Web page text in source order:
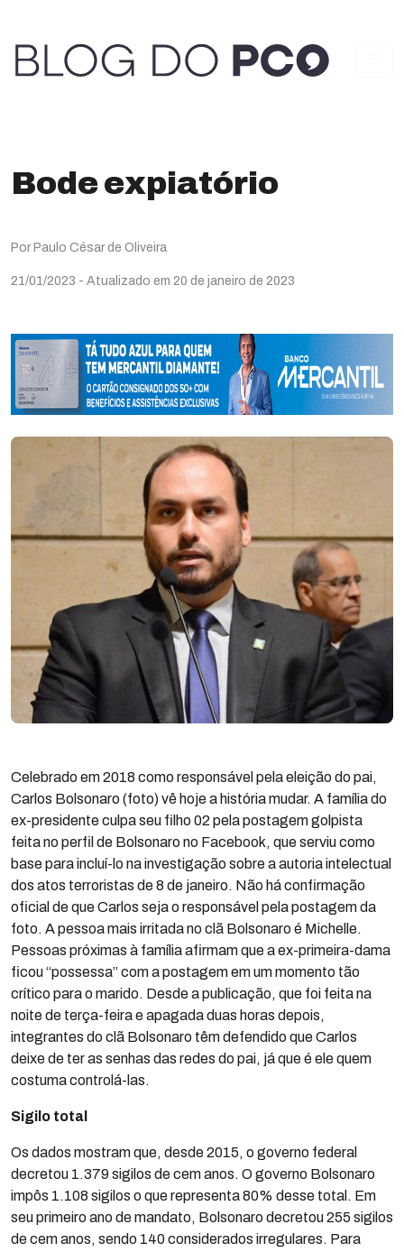
Bode expiatório
Por Paulo César de Oliveira
21/01/2023 - Atualizado em 20 de janeiro de 2023
Celebrado em 2018 como responsável pela eleição do pai,
Carlos Bolsonaro (foto) vê hoje a história mudar. A família do
ex-presidente culpa seu filho 02 pela postagem golpista
feita no perfil de Bolsonaro no Facebook, que serviu como
base para incluí-lo na investigação sobre a autoria intelectual
dos atos terroristas de 8 de janeiro. Não há confirmação
oficial de que Carlos seja o responsável pela postagem da
foto. A pessoa mais irritada no clã Bolsonaro é Michelle.
Pessoas próximas à família afirmam que a ex-primeira-dama
ficou “possessa” com a postagem em um momento tão
crítico para o marido. Desde a publicação, que foi feita na
noite de terça-feira e apagada duas horas depois,
integrantes do clã Bolsonaro têm defendido que Carlos
deixe de ter as senhas das redes do pai, já que é ele quem
costuma controlá-las.
Sigilo total
Os dados mostram que, desde 2015, o governo federal
decretou 1.379 sigilos de cem anos. O governo Bolsonaro
impôs 1.108 sigilos o que representa 80% desse total. Em
seu primeiro ano de mandato, Bolsonaro decretou 255 sigilos
de cem anos, sendo 140 considerados irregulares. Para